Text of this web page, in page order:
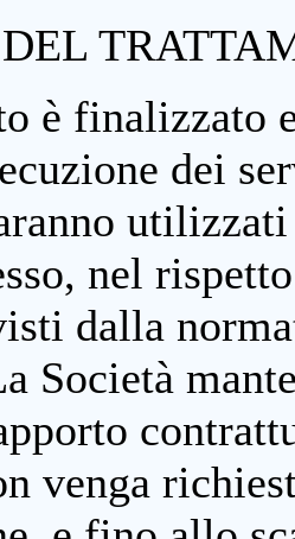
è finalizzato
dei
nel
dalla
Società
venga